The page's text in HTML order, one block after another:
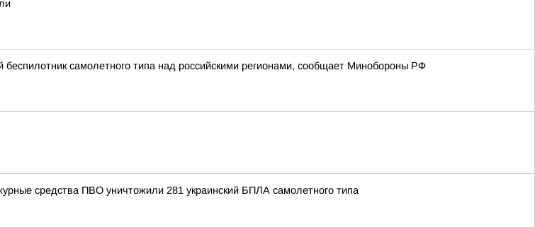
самолетного типа над российскими регионами, сообщает Минобороны РФ
средства ПВО уничтожили 281 украинский БПЛА самолетного типа